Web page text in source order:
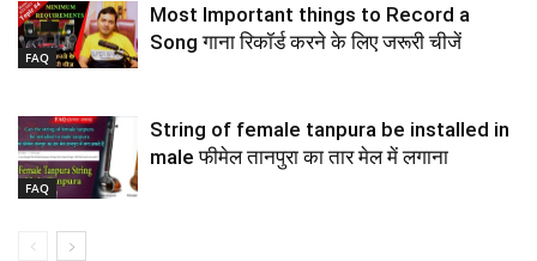
FAQ
Most Important things to Record a
Song गाना रिकॉर्ड करने के लिए जरूरी चीजें
FAQ
String of female tanpura be installed in
male फीमेल तानपुरा का तार मेल में लगाना